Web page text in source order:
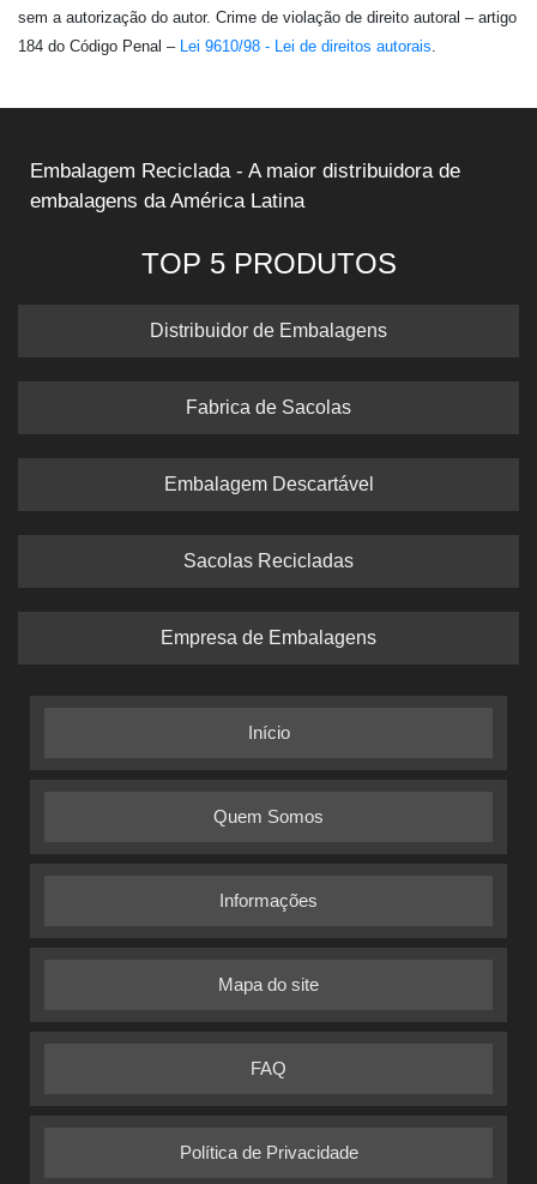
sem a autorização do autor. Crime de violação de direito autoral – artigo
184 do Código Penal – Lei 9610/98 - Lei de direitos autorais.
Embalagem Reciclada - A maior distribuidora de
embalagens da América Latina
TOP 5 PRODUTOS
Distribuidor de Embalagens
Fabrica de Sacolas
Embalagem Descartável
Sacolas Recicladas
Empresa de Embalagens
Início
Quem Somos
Informações
Mapa do site
FAQ
Política de Privacidade